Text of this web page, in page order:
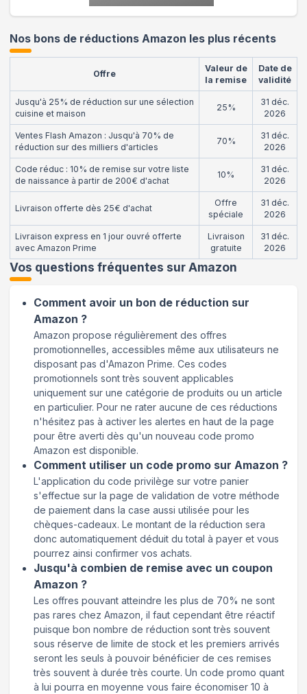
Nos bons de réductions Amazon les plus récents
Offre
Valeur de
la remise
Date de
validité
Jusqu'à 25% de réduction sur une sélection
cuisine et maison
25%
31 déc.
2026
Ventes Flash Amazon : Jusqu'à 70% de
réduction sur des milliers d'articles
70%
31 déc.
2026
Code réduc : 10% de remise sur votre liste
de naissance à partir de 200€ d'achat
10%
31 déc.
2026
Livraison offerte dès 25€ d'achat
Offre
spéciale
31 déc.
2026
Livraison express en 1 jour ouvré offerte
avec Amazon Prime
Livraison
gratuite
31 déc.
2026
Vos questions fréquentes surAmazon
Comment avoir un bon de réduction sur
Amazon ?
Amazon propose régulièrement des offres
promotionnelles, accessibles même aux utilisateurs ne
disposant pas d'Amazon Prime. Ces codes
promotionnels sont très souvent applicables
uniquement sur une catégorie de produits ou un article
en particulier. Pour ne rater aucune de ces réductions
n'hésitez pas à activer les alertes en haut de la page
pour être averti dès qu'un nouveau code promo
Amazon est disponible.
Comment utiliser un code promo sur Amazon ?
L'application du code privilège sur votre panier
s'effectue sur la page de validation de votre méthode
de paiement dans la case aussi utilisée pour les
chèques-cadeaux. Le montant de la réduction sera
donc automatiquement déduit du total à payer et vous
pourrez ainsi confirmer vos achats.
Jusqu'à combien de remise avec un coupon
Amazon ?
Les offres pouvant atteindre les plus de 70% ne sont
pas rares chez Amazon, il faut cependant être réactif
puisque bon nombre de réduction sont très souvent
sous réserve de limite de stock et les premiers arrivés
seront les seuls à pouvoir bénéficier de ces remises
très souvent à durée très courte. Un code promo quant
à lui pourra en moyenne vous faire économiser 10 à